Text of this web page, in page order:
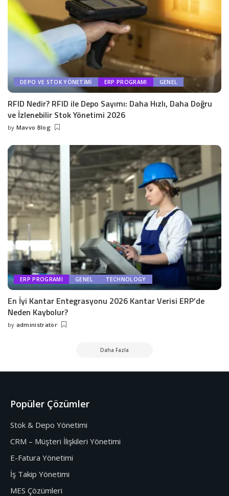
DEPO VE STOK YÖNETIMI ERP PROGRAMI GENEL
RFID Nedir? RFID ile Depo Sayımı: Daha Hızlı, Daha Doğru
ve İzlenebilir Stok Yönetimi 2026
by Mavvo Blog
ERP PROGRAMI GENEL TECHNOLOGY
En İyi Kantar Entegrasyonu 2026 Kantar Verisi ERP’de
Neden Kaybolur?
by administrator
Daha Fazla
Popüler Çözümler
Stok & Depo Yönetimi
CRM – Müşteri İlişkileri Yönetimi
E-Fatura Yönetimi
İş Takip Yönetimi
MES Çözümleri